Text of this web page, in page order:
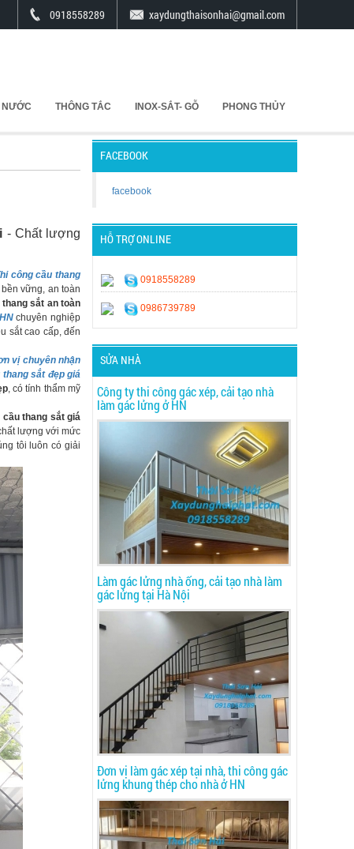
xaydungthaisonhai@gmail.com
0918558289
THÔNG TẮC INOX-SẮT- GỖ PHONG THỦY
- Chất lượng
công cầu thang
vững, an toàn
thang sắt an toàn
chuyên nghiệp
sắt cao cấp, đến
vị chuyên nhận
sắt đẹp giá
, có tính thẩm mỹ
cầu thang sắt giá
lượng với mức
tôi luôn có giải
FACEBOOK
facebook
HỖ TRỢ ONLINE
0918558289
0986739789
SỬA NHÀ
Công ty thi công gác xép, cải tạo nhà
làm gác lửng ở HN
Làm gác lửng nhà ống, cải tạo nhà làm
gác lửng tại Hà Nội
Đơn vị làm gác xép tại nhà, thi công gác
lửng khung thép cho nhà ở HN